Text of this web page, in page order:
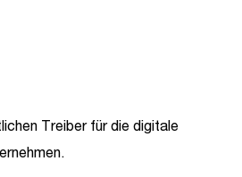
Treiber für die digitale